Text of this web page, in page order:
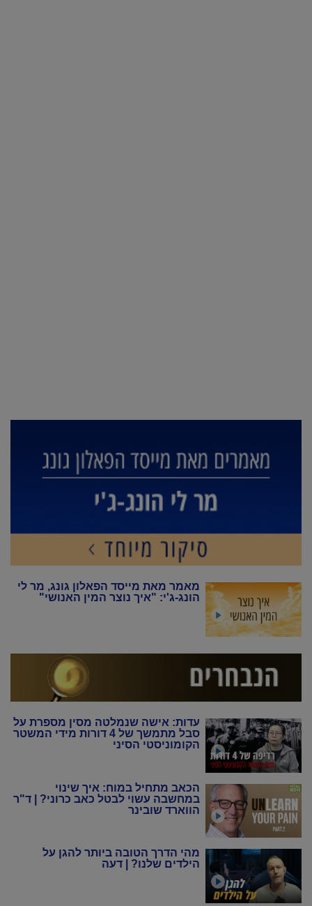
מאמר מאת מייסד הפאלון גונג, מר לי
הונג-ג'י: "איך נוצר המין האנושי"
עדות: אישה שנמלטה מסין מספרת על
סבל מתמשך של 4 דורות מידי המשטר
הקומוניסטי הסיני
הכאב מתחיל במוח: איך שינוי
במחשבה עשוי לבטל כאב כרוני? | ד"ר
הווארד שובינר
מהי הדרך הטובה ביותר להגן על
הילדים שלנו? | דעה